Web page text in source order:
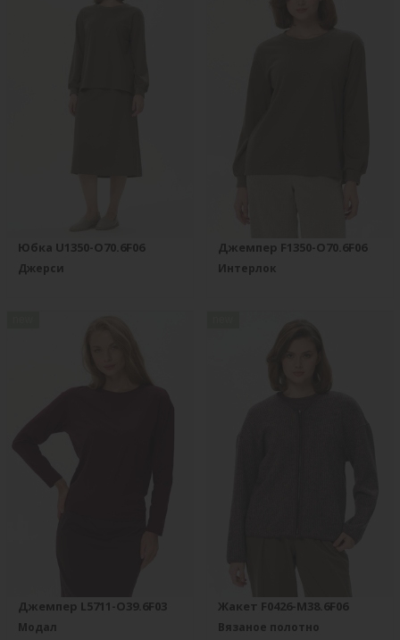
Юбка U1350-O70.6F06
Джерси
Джемпер F1350-O70.6F06
Интерлок
Джемпер L5711-O39.6F03
Модал
Жакет F0426-M38.6F06
Вязаное полотно